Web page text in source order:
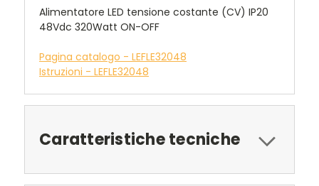
Alimentatore LED tensione costante (CV) IP20
48Vdc 320Watt ON-OFF
Pagina catalogo - LEFLE32048
Istruzioni - LEFLE32048
Caratteristiche tecniche